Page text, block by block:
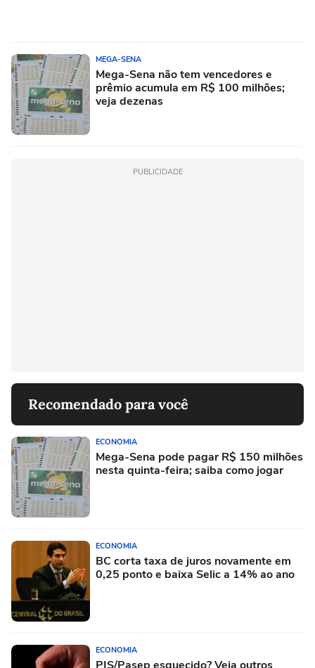
MEGA-SENA
Mega-Sena não tem vencedores e
prêmio acumula em R$ 100 milhões;
veja dezenas
PUBLICIDADE
Recomendado para você
ECONOMIA
Mega-Sena pode pagar R$ 150 milhões
nesta quinta-feira; saiba como jogar
ECONOMIA
BC corta taxa de juros novamente em
0,25 ponto e baixa Selic a 14% ao ano
ECONOMIA